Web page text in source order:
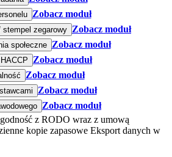
Zobacz moduł
stempel zegarowy Zobacz moduł
społeczne Zobacz moduł
Zobacz moduł
Zobacz moduł
Zobacz moduł
Zobacz moduł
z RODO wraz z umową
kopie zapasowe Eksport danych w